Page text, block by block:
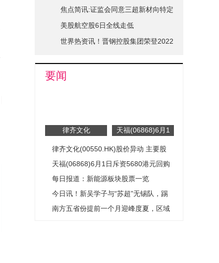
念-全球关注
焦点简讯:证监会同意三超新材向特定
对象发行股票的注册申请
美股航空股6日全线走低
世界热资讯！晋钢控股集团荣登2022
要闻
律齐文化
动 主要股东陈家
俊正就出售其于公
司股份权益进行讨
论|每日聚焦
天福(06868)6月1
回购2000股
律齐文化(00550.HK)股价异动 主要股
东陈家俊正就出售其于公司股份权益进
行讨论|每日聚焦
天福(06868)6月1日斥资5680港元回购
2000股
每日报道：新能源板块股票一览
（2026/3/25）
今日讯！新吴学子与“苏超”无锡队，踢
了一场！
南方五省份提前一个月迎峰度夏，区域